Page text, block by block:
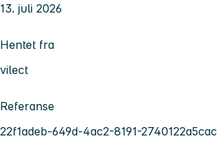
13. juli 2026
Hentet fra
vilect
Referanse
22f1adeb-649d-4ac2-8191-2740122a5cac